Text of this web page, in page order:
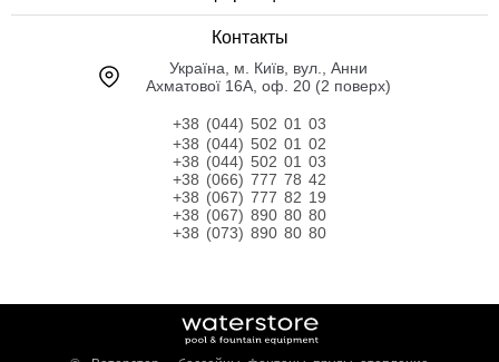
Контакты
Українa, м. Київ, вул., Анни
Ахматової 16А, оф. 20 (2 поверх)
+38 (044) 502 01 03
+38 (044) 502 01 02
+38 (044) 502 01 03
+38 (066) 777 78 42
+38 (067) 777 82 19
+38 (067) 890 80 80
+38 (073) 890 80 80